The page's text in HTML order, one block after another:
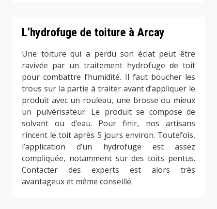
L’hydrofuge de toiture à Arcay
Une toiture qui a perdu son éclat peut être
ravivée par un traitement hydrofuge de toit
pour combattre l’humidité. Il faut boucher les
trous sur la partie à traiter avant d’appliquer le
produit avec un rouleau, une brosse ou mieux
un pulvérisateur. Le produit se compose de
solvant ou d’eau. Pour finir, nos artisans
rincent le toit après 5 jours environ. Toutefois,
l’application d’un hydrofuge est assez
compliquée, notamment sur des toits pentus.
Contacter des experts est alors très
avantageux et même conseillé.